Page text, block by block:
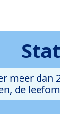
meer dan
de